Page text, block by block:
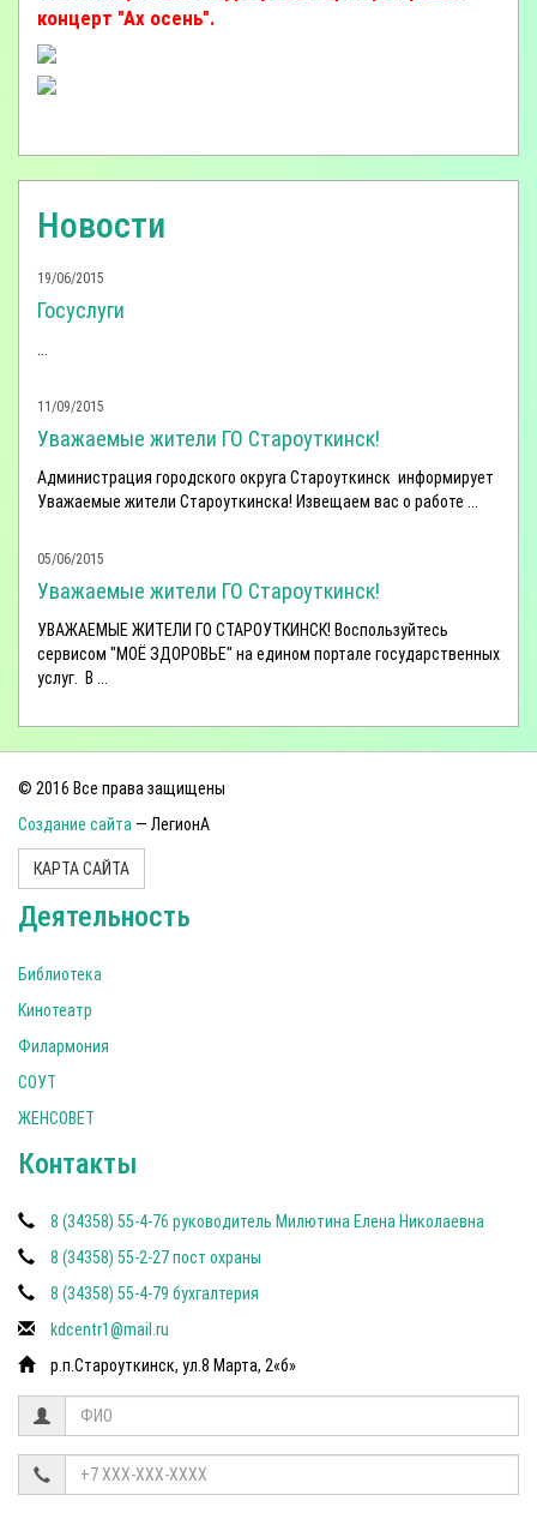
концерт "Ах осень".
Новости
19/06/2015
Госуслуги
11/09/2015
Уважаемые жители ГО Староуткинск!
Администрация городского округа Староуткинск информирует
Уважаемые жители Староуткинска! Извещаем вас о работе ...
05/06/2015
Уважаемые жители ГО Староуткинск!
УВАЖАЕМЫЕ ЖИТЕЛИ ГО СТАРОУТКИНСК! Воспользуйтесь
сервисом "МОЁ ЗДОРОВЬЕ" на едином портале государственных
услуг. В ...
© 2016 Все права защищены
Создание сайта — ЛегионА
КАРТА САЙТА
Деятельность
Библиотека
Кинотеатр
Филармония
СОУТ
ЖЕНСОВЕТ
Контакты
8 (34358) 55-4-76 руководитель Милютина Елена Николаевна
8 (34358) 55-2-27 пост охраны
8 (34358) 55-4-79 бухгалтерия
kdcentr1@mail.ru
р.п.Староуткинск, ул.8 Марта, 2«б»